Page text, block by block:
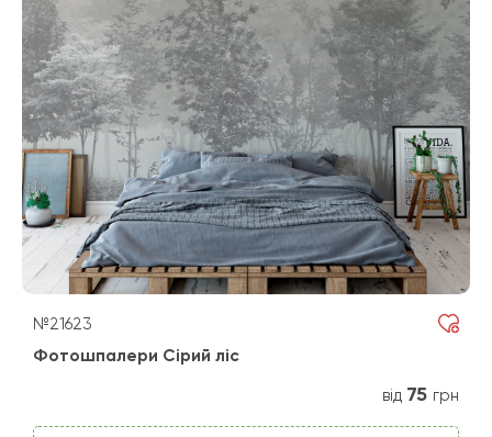
№21623
Фотошпалери Сірий ліс
від 75 грн